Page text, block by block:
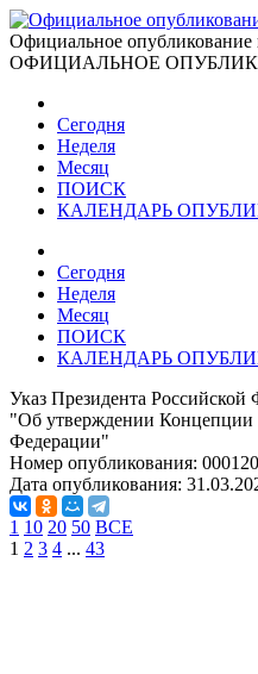
Официальное опубликование
ОФИЦИАЛЬНОЕ
Сегодня
Неделя
Месяц
ПОИСК
КАЛЕНДАРЬ
Сегодня
Неделя
Месяц
ПОИСК
КАЛЕНДАРЬ
Указ Президента
"Об утверждении Концепции
Федерации"
Номер опубликования:
Дата опубликования:
1 10 20 50 ВСЕ
1 2 3 4 ... 43